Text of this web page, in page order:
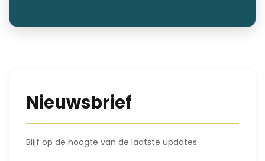
Nieuwsbrief
Blijf op de hoogte van de laatste updates